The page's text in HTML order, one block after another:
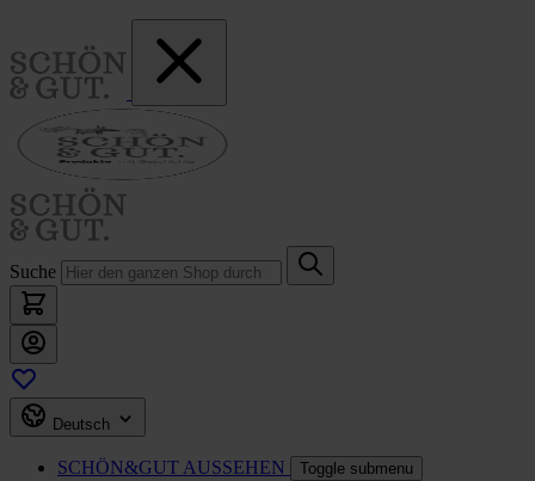
Suche
Deutsch
SCHÖN&GUT AUSSEHEN Toggle submenu